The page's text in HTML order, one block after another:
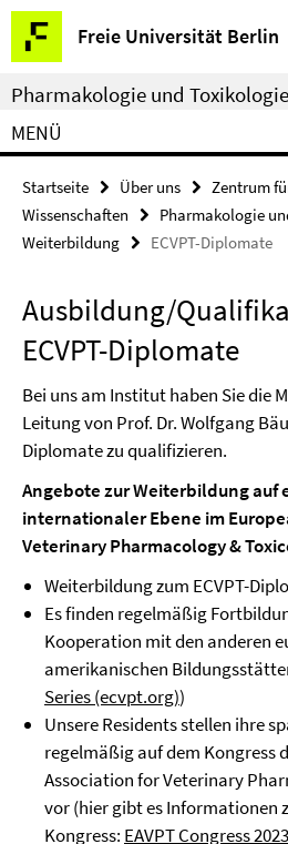
Springe
direkt
zu
Inhalt
Freie Universität Berlin
Service-
Navigation
Pharmakologie und Toxikologie
MENÜ
Startseite Über uns
Zentrum
Wissenschaften
Pharmakologie
Weiterbildung
ECVPT-Diplomate
Ausbildung/
ECVPT-Diplomate
Bei uns am Institut haben Sie die
Leitung von Prof. Dr. Wolfgang
Diplomate zu qualifizieren.
Angebote zur Weiterbildung auf
internationaler Ebene im
Veterinary Pharmacology &
Weiterbildung zum ECVPT-
Es finden regelmäßig
Kooperation mit den anderen
amerikanischen
Series (ecvpt.org))
Unsere Residents stellen ihre
regelmäßig auf dem Kongress
Association for Veterinary
vor (hier gibt es Informationen
Kongress: EAVPT Congress